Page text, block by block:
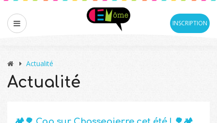
INSCRIPTION
Actualité
Actualité